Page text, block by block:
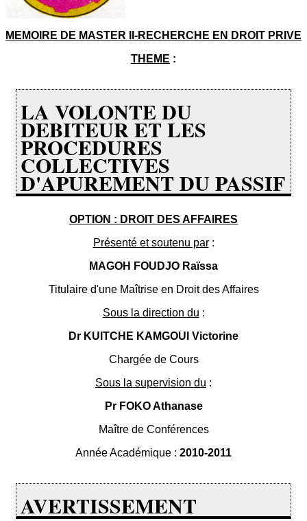
MEMOIRE DE MASTER II-RECHERCHE EN DROIT PRIVE
THEME :
LA VOLONTE DU
DEBITEUR ET LES
PROCEDURES
COLLECTIVES
D'APUREMENT DU PASSIF
OPTION : DROIT DES AFFAIRES
Présenté et soutenu par:
MAGOH FOUDJO Raïssa
Titulaire d'une Maîtrise en Droit des Affaires
Sous la direction du :
Dr KUITCHE KAMGOUI Victorine
Chargée de Cours
Sous la supervision du :
Pr FOKO Athanase
Maître de Conférences
Année Académique : 2010-2011
AVERTISSEMENT